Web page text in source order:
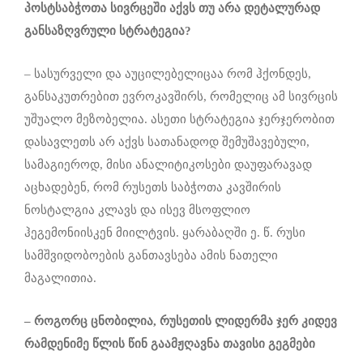
პოსტსაბჭოთა სივრცეში აქვს თუ არა დეტალურად
განსაზღვრული სტრატეგია?
– სასურველი და აუცილებელიცაა რომ ჰქონდეს,
განსაკუთრებით ევროკავშირს, რომელიც ამ სივრცის
უშუალო მეზობელია. ასეთი სტრატეგია ჯერჯერობით
დასავლეთს არ აქვს სათანადოდ შემუშავებული,
სამაგიეროდ, მისი ანალიტიკოსები დაუფარავად
აცხადებენ, რომ რუსეთს საბჭოთა კავშირის
ნოსტალგია კლავს და ისევ მსოფლიო
ჰეგემონიისკენ მიილტვის. ყარაბაღში ე. წ. რუსი
სამშვიდობოების განთავსება ამის ნათელი
მაგალითია.
– როგორც ცნობილია, რუსეთის ლიდერმა ჯერ კიდევ
რამდენიმე წლის წინ გაამჟღავნა თავისი გეგმები